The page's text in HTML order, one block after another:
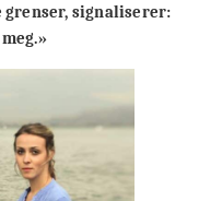
grenser, signaliserer: